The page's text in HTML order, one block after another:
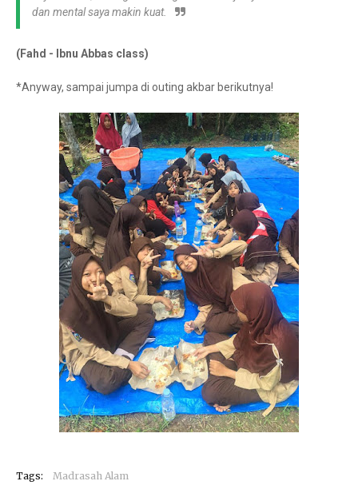
dan mental saya makin kuat.
(Fahd - Ibnu Abbas class)
*Anyway, sampai jumpa di outing akbar berikutnya!
Tags: Madrasah Alam